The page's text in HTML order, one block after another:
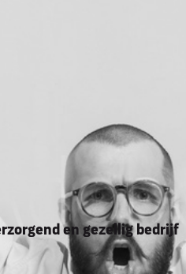
en gezellig bedrijf